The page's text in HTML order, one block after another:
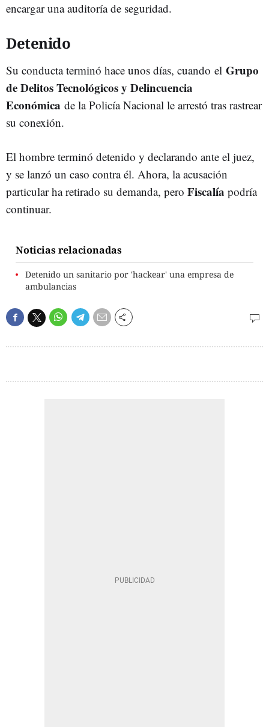
encargar una auditoría de seguridad.
Detenido
Su conducta terminó hace unos días, cuando el Grupo
de Delitos Tecnológicos y Delincuencia
Económica de la Policía Nacional le arrestó tras rastrear
su conexión.
El hombre terminó detenido y declarando ante el juez,
y se lanzó un caso contra él. Ahora, la acusación
particular ha retirado su demanda, pero Fiscalía podría
continuar.
Noticias relacionadas
Detenido un sanitario por 'hackear' una empresa de
ambulancias